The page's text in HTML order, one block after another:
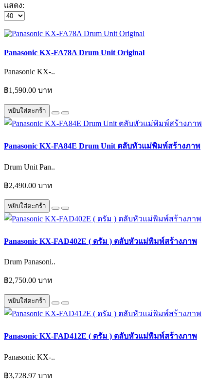
แสดง:
Panasonic KX-FA78A Drum Unit Original
Panasonic KX-..
฿1,590.00 บาท
หยิบใส่ตะกร้า
Panasonic KX-FA84E Drum Unit ตลับหัวแม่พิมพ์สร้างภาพ
Drum Unit Pan..
฿2,490.00 บาท
หยิบใส่ตะกร้า
Panasonic KX-FAD402E ( ดรัม ) ตลับหัวแม่พิมพ์สร้างภาพ
Drum Panasoni..
฿2,750.00 บาท
หยิบใส่ตะกร้า
Panasonic KX-FAD412E ( ดรัม ) ตลับหัวแม่พิมพ์สร้างภาพ
Panasonic KX-..
฿3,728.97 บาท